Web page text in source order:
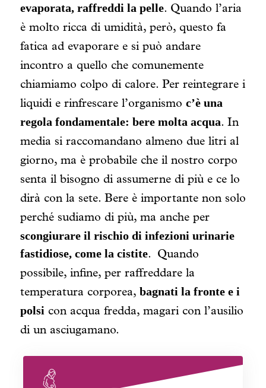
evaporata, raffreddi la pelle. Quando l’aria
è molto ricca di umidità, però, questo fa
fatica ad evaporare e si può andare
incontro a quello che comunemente
chiamiamo colpo di calore. Per reintegrare i
liquidi e rinfrescare l’organismo c’è una
regola fondamentale: bere molta acqua. In
media si raccomandano almeno due litri al
giorno, ma è probabile che il nostro corpo
senta il bisogno di assumerne di più e ce lo
dirà con la sete. Bere è importante non solo
perché sudiamo di più, ma anche per
scongiurare il rischio di infezioni urinarie
fastidiose, come la cistite.
Quando
possibile, infine, per raffreddare la
temperatura corporea, bagnati la fronte e i
polsi con acqua fredda, magari con l’ausilio
di un asciugamano.